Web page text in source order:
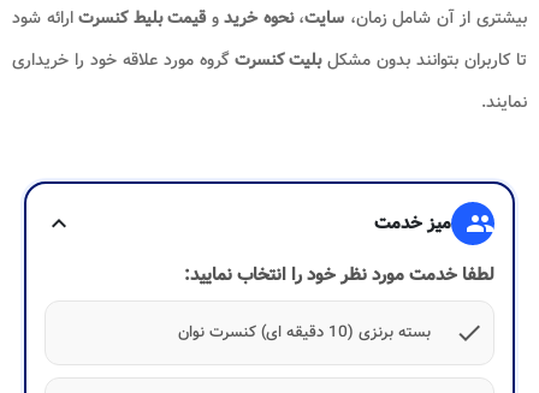
بیشتری از آن شامل زمان، سایت،نحوه خریدوقیمت بلیط کنسرتارائه شود
تا کاربران بتوانند بدون مشکلبلیت کنسرتگروه مورد علاقه خود را خریداری
نمایند.
group میز خدمت
expand_more
لطفا خدمت مورد نظر خود را انتخاب نمایید:
check
بسته برنزی (10 دقیقه ای) کنسرت نوان